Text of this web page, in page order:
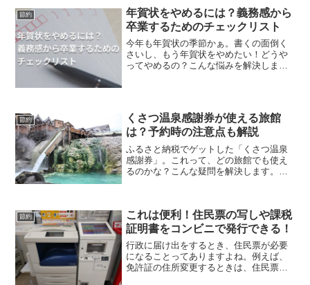
節約
年賀状をやめるには？義務感から
卒業するためのチェックリスト
今年も年賀状の季節かぁ。書くの面倒く
さいし、もう年賀状をやめたい！どうや
ってやめるの？こんな悩みを解決しま
節約
くさつ温泉感謝券が使える旅館
は？予約時の注意点も解説
ふるさと納税でゲットした「くさつ温泉
感謝券」。これって、どの旅館でも使え
るのかな？こんな疑問を解決します。
節約
これは便利！住民票の写しや課税
証明書をコンビニで発行できる！
行政に届け出をするとき、住民票が必要
になることってありますよね。例えば、
免許証の住所変更するときは、住民票を